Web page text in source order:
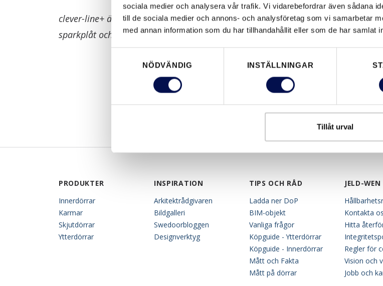
sociala medier och analysera vår trafik. Vi vidarebefordrar även sådana
till de sociala medier och annons- och analysföretag som vi samarbetar
med annan information som du har tillhandahållit eller som de har samlat
NÖDVÄNDIG
INSTÄLLNINGAR
Tillåt urval
clever-line+ är uppgraderade clever line-dörrar som kan fås i alla NCS S-
sparkplåt och med olika typer av glas.
PRODUKTER
Innerdörrar
Karmar
Skjutdörrar
Ytterdörrar
INSPIRATION
Arkitektrådgivaren
Bildgalleri
Swedoorbloggen
Designverktyg
TIPS OCH RÅD
Ladda ner DoP
BIM-objekt
Vanliga frågor
Köpguide - Ytterdörrar
Köpguide - Innerdörrar
Mått och Fakta
Mått på dörrar
JELD-WEN
Kontakta
Hitta
Regler för
Vision och
Jobb och